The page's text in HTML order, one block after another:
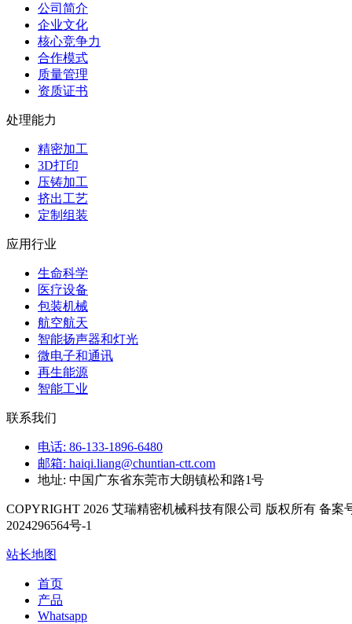
公司简介
企业文化
核心竞争力
合作模式
质量管理
资质证书
处理能力
精密加工
3D打印
压铸加工
挤出工艺
定制组装
应用行业
生命科学
医疗设备
包装机械
航空航天
智能扬声器和灯光
微电子和通讯
再生能源
智能工业
联系我们
电话: 86-133-1896-6480
邮箱: haiqi.liang@chuntian-ctt.com
地址: 中国广东省东莞市大朗镇松和路1号
COPYRIGHT 2026 艾瑞精密机械科技有限公司 版权所有 备案
2024296564号-1
站长地图
首页
产品
Whatsapp